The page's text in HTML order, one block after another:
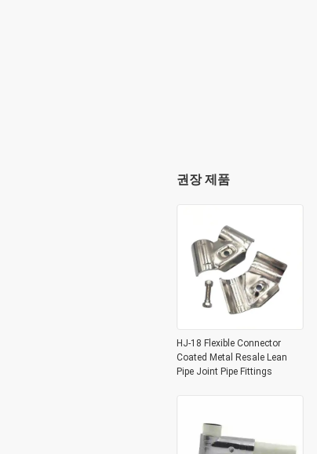
권장 제품
HJ-18 Flexible Connector
Coated Metal Resale Lean
Pipe Joint Pipe Fittings